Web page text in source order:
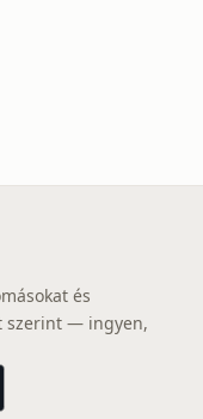
és
szerint — ingyen,